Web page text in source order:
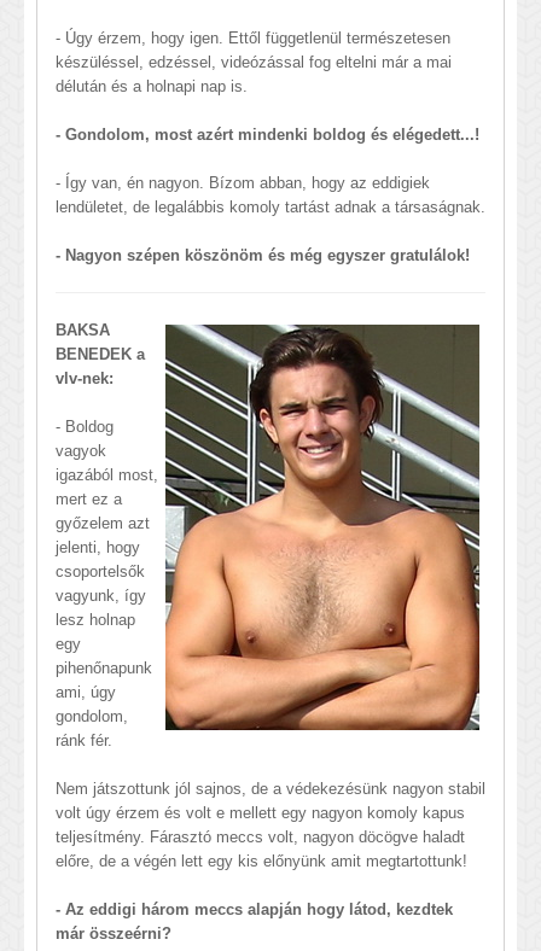
- Úgy érzem, hogy igen. Ettől függetlenül természetesen
készüléssel, edzéssel, videózással fog eltelni már a mai
délután és a holnapi nap is.
- Gondolom, most azért mindenki boldog és elégedett...!
- Így van, én nagyon. Bízom abban, hogy az eddigiek
lendületet, de legalábbis komoly tartást adnak a társaságnak.
- Nagyon szépen köszönöm és még egyszer gratulálok!
BAKSA
BENEDEK a
vlv-nek:
- Boldog
vagyok
igazából most,
mert ez a
győzelem azt
jelenti, hogy
csoportelsők
vagyunk, így
lesz holnap
egy
pihenőnapunk
ami, úgy
gondolom,
ránk fér.
Nem játszottunk jól sajnos, de a védekezésünk nagyon stabil
volt úgy érzem és volt e mellett egy nagyon komoly kapus
teljesítmény. Fárasztó meccs volt, nagyon döcögve haladt
előre, de a végén lett egy kis előnyünk amit megtartottunk!
- Az eddigi három meccs alapján hogy látod, kezdtek
már összeérni?